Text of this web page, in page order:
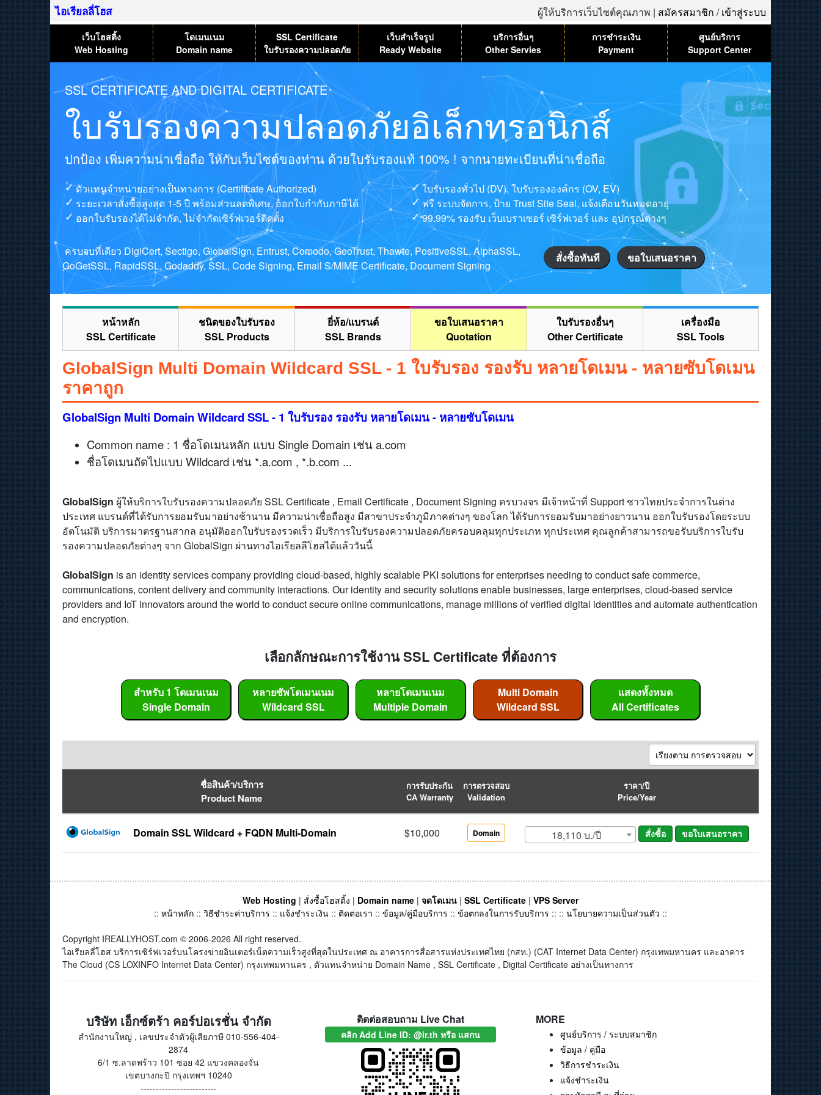
ผู้ให้บริการเว็บไซต์คุณภาพ | สมัครสมาชิก /เข้าสู่ระบบ
ไอเรียลลี่โฮส
เว็บโฮสติ้ง
Web Hosting
โดเมนเนม
Domain name
SSL Certificate
ใบรับรองความปลอดภัย
เว็บสำเร็จรูป
Ready Website
บริการอื่นๆ
Other Servies
การชำระเงิน
Payment
ศูนย์บริการ
Support Center
SSL CERTIFICATE AND DIGITAL CERTIFICATE
ใบรับรองความปลอดภัยอิเล็กทรอนิกส์
ปกป้อง เพิ่มความน่าเชื่อถือ ให้กับเว็บไซต์ของท่าน ด้วยใบรับรองแท้ 100% ! จากนายทะเบียนที่น่าเชื่อถือ
ตัวแทนจำหน่ายอย่างเป็นทางการ (Certificate Authorized)
ใบรับรองทั่วไป (DV), ใบรับรององค์กร (OV, EV)
ระยะเวลาสั่งซื้อสูงสุด 1-5 ปี พร้อมส่วนลดพิเศษ, ออกใบกำกับภาษีได้
ฟรี ระบบจัดการ, ป้าย Trust Site Seal, แจ้งเตือนวันหมดอายุ
ออกใบรับรองได้ไม่จำกัด, ไม่จำกัดเซิร์ฟเวอร์ติดตั้ง
99.99% รองรับ เว็บเบราเซอร์ เซิร์ฟเวอร์ และ อุปกรณ์ต่างๆ
ครบจบที่เดียว DigiCert, Sectigo, GlobalSign, Entrust, Comodo, GeoTrust, Thawte, PositiveSSL, AlphaSSL,
GoGetSSL, RapidSSL, Godaddy, SSL, Code Signing, Email S/MIME Certificate, Document Signing
สั่งซื้อทันที ขอใบเสนอราคา
หน้าหลัก
SSL Certificate
ชนิดของใบรับรอง
SSL Products
ยี่ห้อ/แบรนด์
SSL Brands
ขอใบเสนอราคา
Quotation
ใบรับรองอื่นๆ
Other Certificate
เครื่องมือ
SSL Tools
GlobalSign Multi Domain Wildcard SSL - 1 ใบรับรอง รองรับ หลายโดเมน - หลายซับโดเมน
ราคาถูก
GlobalSign Multi Domain Wildcard SSL - 1 ใบรับรอง รองรับ หลายโดเมน - หลายซับโดเมน
Common name : 1 ชื่อโดเมนหลัก แบบ Single Domain เช่น a.com
ชื่อโดเมนถัดไปแบบ Wildcard เช่น *.a.com , *.b.com ...
GlobalSign ผู้ให้บริการใบรับรองความปลอดภัย SSL Certificate , Email Certificate , Document Signing ครบวงจร มีเจ้าหน้าที่ Support ชาวไทยประจำการในต่าง
ประเทศ แบรนด์ที่ได้รับการยอมรับมาอย่างช้านาน มีความน่าเชื่อถือสูง มีสาขาประจำภูมิภาคต่างๆ ของโลก ได้รับการยอมรับมาอย่างยาวนาน ออกใบรับรองโดยระบบ
อัตโนมัติ บริการมาตรฐานสากล อนุมัติออกใบรับรองรวดเร็ว มีบริการใบรับรองความปลอดภัยครอบคลุมทุกประเภท ทุกประเทศ คุณลูกค้าสามารถขอรับบริการใบรับ
รองความปลอดภัยต่างๆ จาก GlobalSign ผ่านทางไอเรียลลีโฮสได้แล้ววันนี้
GlobalSign is an identity services company providing cloud-based, highly scalable PKI solutions for enterprises needing to conduct safe commerce,
communications, content delivery and community interactions. Our identity and security solutions enable businesses, large enterprises, cloud-based service
providers and IoT innovators around the world to conduct secure online communications, manage millions of verified digital identities and automate authentication
and encryption.
เลือกลักษณะการใช้งาน SSL Certificate ที่ต้องการ
สำหรับ 1 โดเมนเนม
Single Domain
หลายซัพโดเมนเนม
Wildcard SSL
หลายโดเมนเนม
Multiple Domain
Multi Domain
Wildcard SSL
แสดงทั้งหมด
All Certificates
ชื่อสินค้า/บริการ
Product Name
การรับประกัน
CA Warranty
การตรวจสอบ
Validation
ราคา/ปี
Price/Year
Domain SSL Wildcard + FQDN Multi-Domain $10,000 Domain 18,110 บ./ปี
Web Hosting | สั่งซื้อโฮสติ้ง | Domain name | จดโดเมน | SSL Certificate | VPS Server
:: หน้าหลัก :: วิธีชำระค่าบริการ :: แจ้งชำระเงิน :: ติดต่อเรา :: ข้อมูล/คู่มือบริการ :: ข้อตกลงในการรับบริการ :: :: นโยบายความเป็นส่วนตัว ::
Copyright IREALLYHOST.com © 2006-2026 All right reserved.
ไอเรียลลี่โฮส บริการเซิร์ฟเวอร์บนโครงข่ายอินเตอร์เน็ตความเร็วสูงที่สุดในประเทศ ณ อาคารการสื่อสารแห่งประเทศไทย (กสท.) (CAT Internet Data Center) กรุงเทพมหานคร และอาคาร
The Cloud (CS LOXINFO Internet Data Center) กรุงเทพมหานคร , ตัวแทนจำหน่าย Domain Name , SSL Certificate , Digital Certificate อย่างเป็นทางการ
บริษัท เอ็กซ์ตร้า คอร์ปอเรชั่น จำกัด
สำนักงานใหญ่ , เลขประจำตัวผู้เสียภาษี 010-556-404-
2874
6/1 ซ.ลาดพร้าว 101 ซอย 42 แขวงคลองจั่น
เขตบางกะปิ กรุงเทพฯ 10240
-------------------------
ติดต่อสอบถาม Live Chat
คลิก Add Line ID: @ir.th หรือ แสกน
MORE
ศูนย์บริการ / ระบบสมาชิก
ข้อมูล / คู่มือ
วิธีการชำระเงิน
แจ้งชำระเงิน